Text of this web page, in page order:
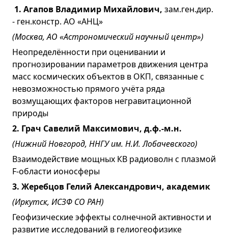
1. Агапов Владимир Михайлович, зам.ген.дир.
- ген.констр. АО «АНЦ»
(Москва, АО «Астрономический научный центр»)
Неопределённости при оценивании и
прогнозировании параметров движения центра
масс космических объектов в ОКП, связанные с
невозможностью прямого учёта ряда
возмущающих факторов негравитационной
природы
2. Грач Савелий Максимович, д.ф.-м.н.
(Нижний Новгород, ННГУ им. Н.И. Лобачевского)
Взаимодействие мощных КВ радиоволн с плазмой
F-области ионосферы
3. Жеребцов Гелий Александрович, академик
(Иркутск, ИСЗФ СО РАН)
Геофизические эффекты солнечной активности и
развитие исследований в гелиогеофизике